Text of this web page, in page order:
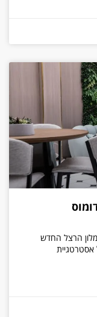
הרצל החדש
על אסטרטגיית